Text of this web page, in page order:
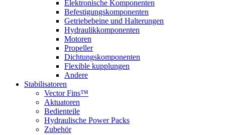
Elektronische Komponenten
Befestigungskomponenten
Getriebebeine und Halterungen
Hydraulikkomponenten
Motoren
Propeller
Dichtungskomponenten
Flexible kupplungen
Andere
Stabilisatoren
Vector Fins™
Aktuatoren
Bedienteile
Hydraulische Power Packs
Zubehör